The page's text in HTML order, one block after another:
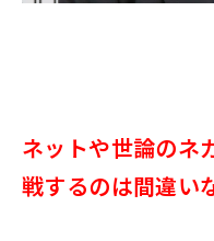
ネットや世論のネ
戦するのは間違い